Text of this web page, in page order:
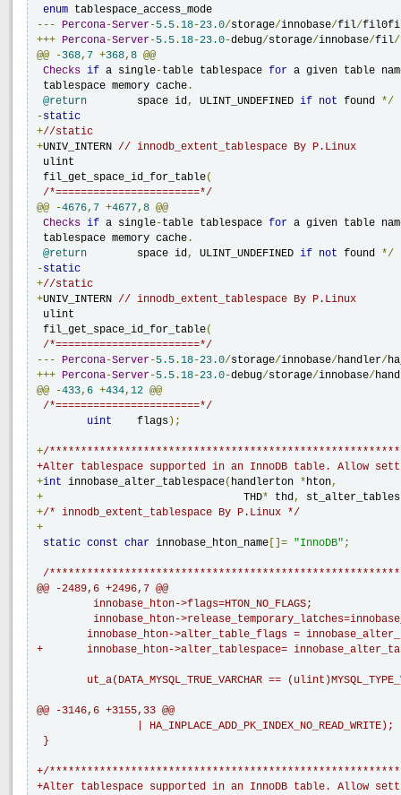
enum
---
Percona-Server-5.5.18-23.0/storage/innobase/fil/
+++ Percona-Server-5.5.18-23.0-debug/storage/innobase/fil/
@@
-368, 7 +368, 8 @@
Checks if a single-table tablespace for a given table
tablespace memory cache.
@return
	space id
, ULINT_UNDEFINED if not found */
-static
+//static
+UNIV_INTERN // innodb_extent_tablespace By P.Linux
ulint
fil_get_space_id_for_table(
/*=======================*/
@@
-4676, 7 +4677, 8 @@
Checks if a single-table tablespace for a given table
tablespace memory cache.
@return
	space id
, ULINT_UNDEFINED if not found */
-static
+//static
+UNIV_INTERN // innodb_extent_tablespace By P.Linux
ulint
fil_get_space_id_for_table(
/*=======================*/
---
Percona-Server-5.5.18-23.0/storage/innobase/handler/
+++ Percona-Server-5.5.18-23.0-debug/storage/innobase/
@@
-433, 6 +434, 12 @@
/*=======================*/
uint
	flags
);
+/
+Alter tablespace supported in an InnoDB table. Allow
+int innobase_alter_tablespace( handlerton *hton,
+
                                THD
* thd,
+/* innodb_extent_tablespace By P.Linux */
+
static const char innobase_hton_name []= "InnoDB" ;
/
@@ -2489,6 +2496,7 @@
         innobase_hton->flags=HTON_NO_FLAGS;
innobase_hton-
+	innobase_hton->alter_tablespace= innobase_alter_tablespace; // innodb_extent_tablespace By P.Linux
@@ -3146,6 +3155,33 @@
}
+/
+Alter tablespace supported in an InnoDB table. Allow